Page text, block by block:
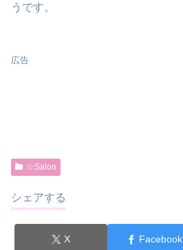
うです。
広告
☆Salon
シェアする
X Facebook